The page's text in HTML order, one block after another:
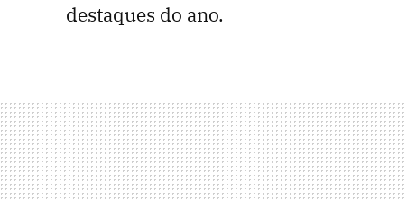
destaques do ano.